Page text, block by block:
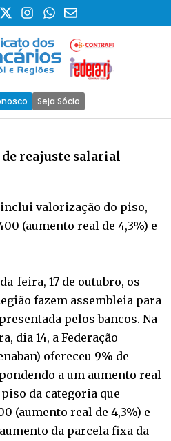
Seja Sócio
reajuste salarial
valorização do piso,
(aumento real de 4,3%) e
feira, 17 de outubro, os
fazem assembleia para
pelos bancos. Na
dia 14, a Federação
ofereceu 9% de
a um aumento real
da categoria que
(aumento real de 4,3%) e
da parcela fixa da